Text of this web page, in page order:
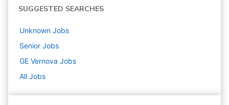
SUGGESTED SEARCHES
Unknown Jobs
Senior Jobs
GE Vernova Jobs
All Jobs